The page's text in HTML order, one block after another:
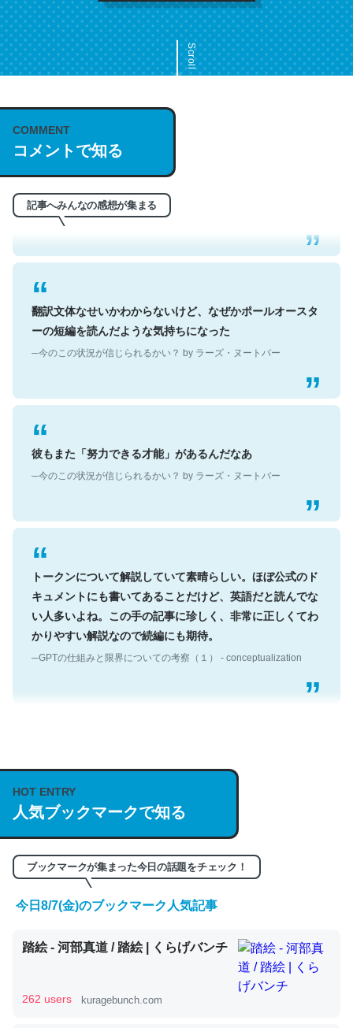
Scroll
COMMENT
コメントで知る
記事へみんなの感想が集まる
これは名文。彼はとてもクレバーなんだろうなと凄く思
う。英語少しでも読める人は原文もお勧め。自分はこの流
れ好き。Let’s Fucking Go. Then Covid hit. Shit.
─今のこの状況が信じられるかい？ by ラーズ・ヌートバー
翻訳文体なせいかわからないけど、なぜかポールオースタ
ーの短編を読んだような気持ちになった
彼もまた「努力できる才能」があるんだなあ
トークンについて解説していて素晴らしい。ほぼ公式のド
キュメントにも書いてあることだけど、英語だと読んでな
い人多いよね。この手の記事に珍しく、非常に正しくてわ
かりやすい解説なので続編にも期待。
説してる記事が少ないので貴重な良記事。/続編来た
https://isobe324649.hatenablog.com/entry/2023/03/27
/064121
─GPTの仕組みと限界についての考察（１） - conceptualization
くらい。小説でいう「ずっと前の伏線」は回収されないけ
ど、短期記憶というには多い分量。進化すればするほど分
HOT ENTRY
人気ブックマークで知る
ブックマークが集まった今日の話題をチェック！
今日8/7(金)のブックマーク人気記事
踏絵 - 河部真道 / 踏絵 | くらげバンチ
262 users kuragebunch.com